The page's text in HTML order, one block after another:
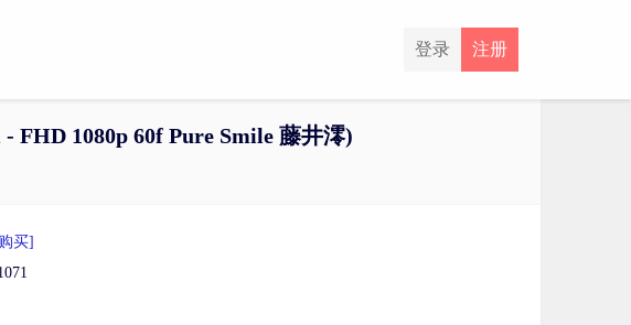
注册
登录
FHD 1080p 60f Pure Smile 藤井澪)
买]